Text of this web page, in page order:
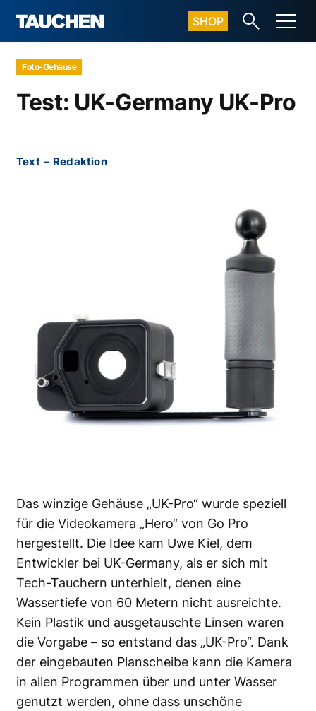
SHOP
Foto-Gehäuse
Test: UK-Germany UK-Pro
Text – Redaktion
Das winzige Gehäuse „UK-Pro“ wurde speziell
für die Videokamera „Hero“ von Go Pro
hergestellt. Die Idee kam Uwe Kiel, dem
Entwickler bei UK-Germany, als er sich mit
Tech-Tauchern unterhielt, denen eine
Wassertiefe von 60 Metern nicht ausreichte.
Kein Plastik und ausgetauschte Linsen waren
die Vorgabe – so entstand das „UK-Pro“. Dank
der eingebauten Planscheibe kann die Kamera
in allen Programmen über und unter Wasser
genutzt werden, ohne dass unschöne